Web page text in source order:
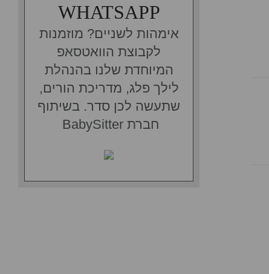
WHATSAPP
אימהות לשניים? מוזמנות
לקבוצת הוואטסאפ
המיוחדת שלנו בהנהלת
לילך פלג, מדריכת הורים,
שתעשה לכן סדר. בשיתוף
חברת BabySitter